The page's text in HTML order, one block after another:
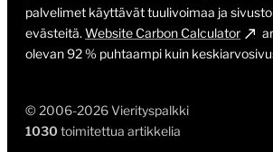
© 2006-2026 Vierityspalkki
1030 toimitettua artikkelia
palvelimet käyttävät tuulivoimaa ja
evästeitä. Website Carbon Calculator
olevan 92 % puhtaampi kuin